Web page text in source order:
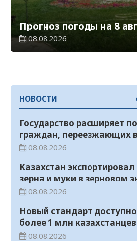
Прогноз погоды на 8
08.08.2026
НОВОСТИ
Государство расширяет
граждан, переезжающих
регионы для работы
08.08.2026
Казахстан
зерна и муки в зерновом
08.08.2026
Новый стандарт
более 1 млн
телемедицинские услуги
08.08.2026